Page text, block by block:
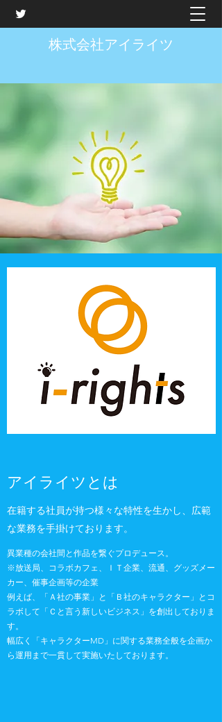
株式会社アイライツ
ＩＰにアイディアと愛
を
アイライツとは
在籍する社員が持つ様々な特性を生かし、広範
な業務を手掛けております。
異業種の会社間と作品を繋ぐプロデュース。
※放送局、コラボカフェ、ＩＴ企業、流通、グッズメー
カー、催事企画等の企業
例えば、「Ａ社の事業」と「Ｂ社のキャラクター」とコ
ラボして「Ｃと言う新しいビジネス」を創出しておりま
す。
幅広く「キャラクターMD」に関する業務全般を企画か
ら運用まで一貫して実施いたしております。